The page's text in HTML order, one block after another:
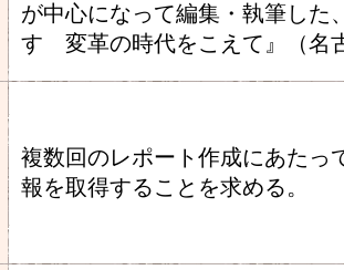
が中心になって編集・執筆した
す 変革の時代をこえて』（名
複数回のレポート作成にあたっ
報を取得することを求める。